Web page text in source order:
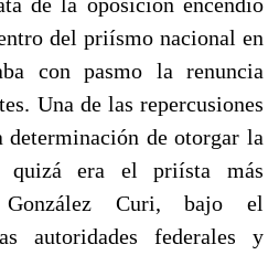
del priísmo nacional en
con pasmo la renuncia
Una de las repercusiones
determinación de otorgar la
quizá era el priísta más
González Curi, bajo el
autoridades federales y